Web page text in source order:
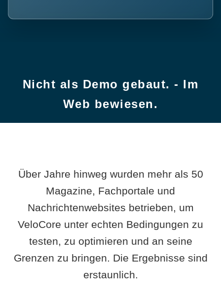
Nicht als Demo gebaut. - Im
Web bewiesen.
Über Jahre hinweg wurden mehr als 50
Magazine, Fachportale und
Nachrichtenwebsites betrieben, um
VeloCore unter echten Bedingungen zu
testen, zu optimieren und an seine
Grenzen zu bringen. Die Ergebnisse sind
erstaunlich.